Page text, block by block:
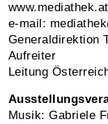
www.mediathek.at
e-mail:
Generaldirektion
Aufreiter
Leitung
Musik: Gabriele